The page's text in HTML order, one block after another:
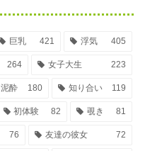
巨乳 421 浮気 405
264 女子大生 223
泥酔 180 知り合い 119
初体験 82 覗き 81
76 友達の彼女 72